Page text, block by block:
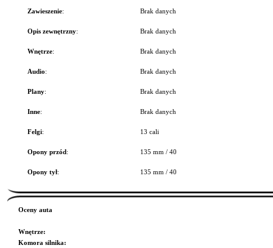
Zawieszenie: Brak danych
Opis zewnętrzny: Brak danych
Wnętrze: Brak danych
Audio: Brak danych
Plany: Brak danych
Inne: Brak danych
Felgi: 13 cali
Opony przód: 135 mm / 40
Opony tył: 135 mm / 40
Oceny auta
Wnętrze:
Komora silnika: